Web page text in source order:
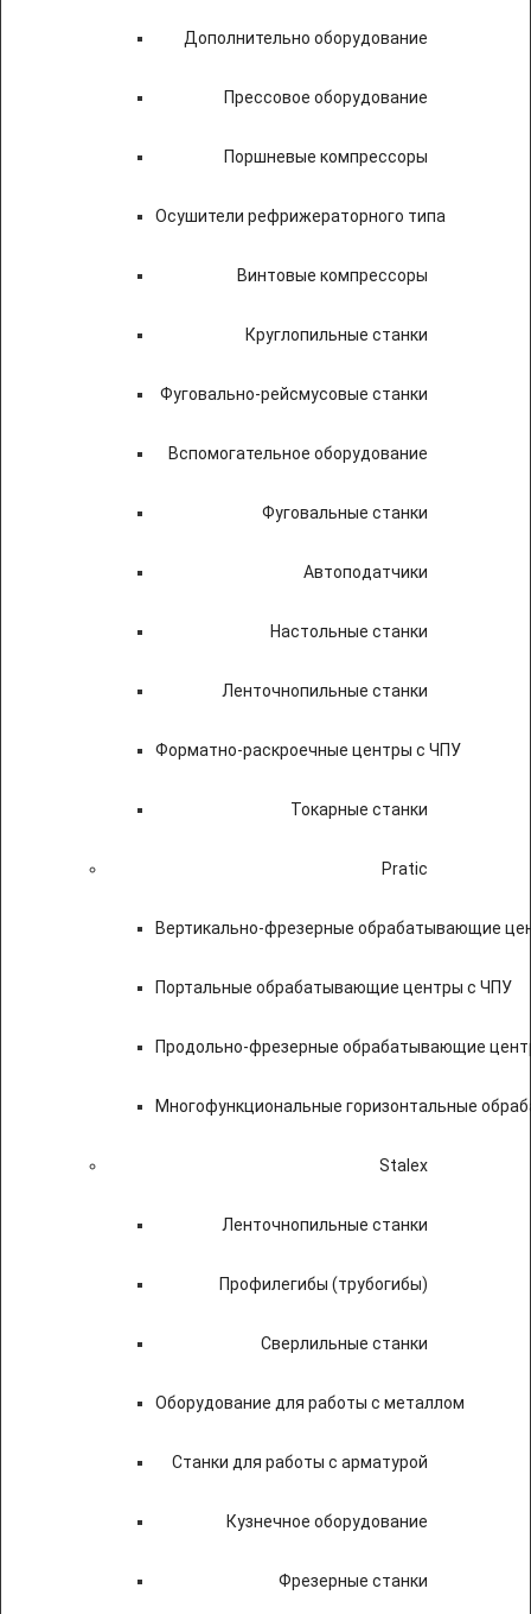
Дополнительно оборудование
Прессовое оборудование
Поршневые компрессоры
Осушители рефрижераторного типа
Винтовые компрессоры
Круглопильные станки
Фуговально-рейсмусовые станки
Вспомогательное оборудование
Фуговальные станки
Автоподатчики
Настольные станки
Ленточнопильные станки
Форматно-раскроечные центры с ЧПУ
Токарные станки
Pratic
Вертикально-фрезерные обрабатывающие
Портальные обрабатывающие центры с ЧПУ
Продольно-фрезерные обрабатывающие
Многофункциональные горизонтальные
Stalex
Ленточнопильные станки
Профилегибы (трубогибы)
Сверлильные станки
Оборудование для работы с металлом
Станки для работы с арматурой
Кузнечное оборудование
Фрезерные станки